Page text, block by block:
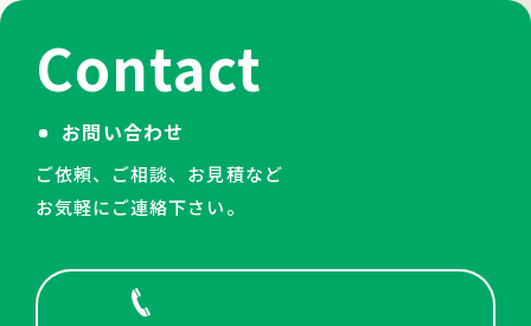
Contact
お問い合わせ
ご依頼、ご相談、お見積など
お気軽にご連絡下さい。